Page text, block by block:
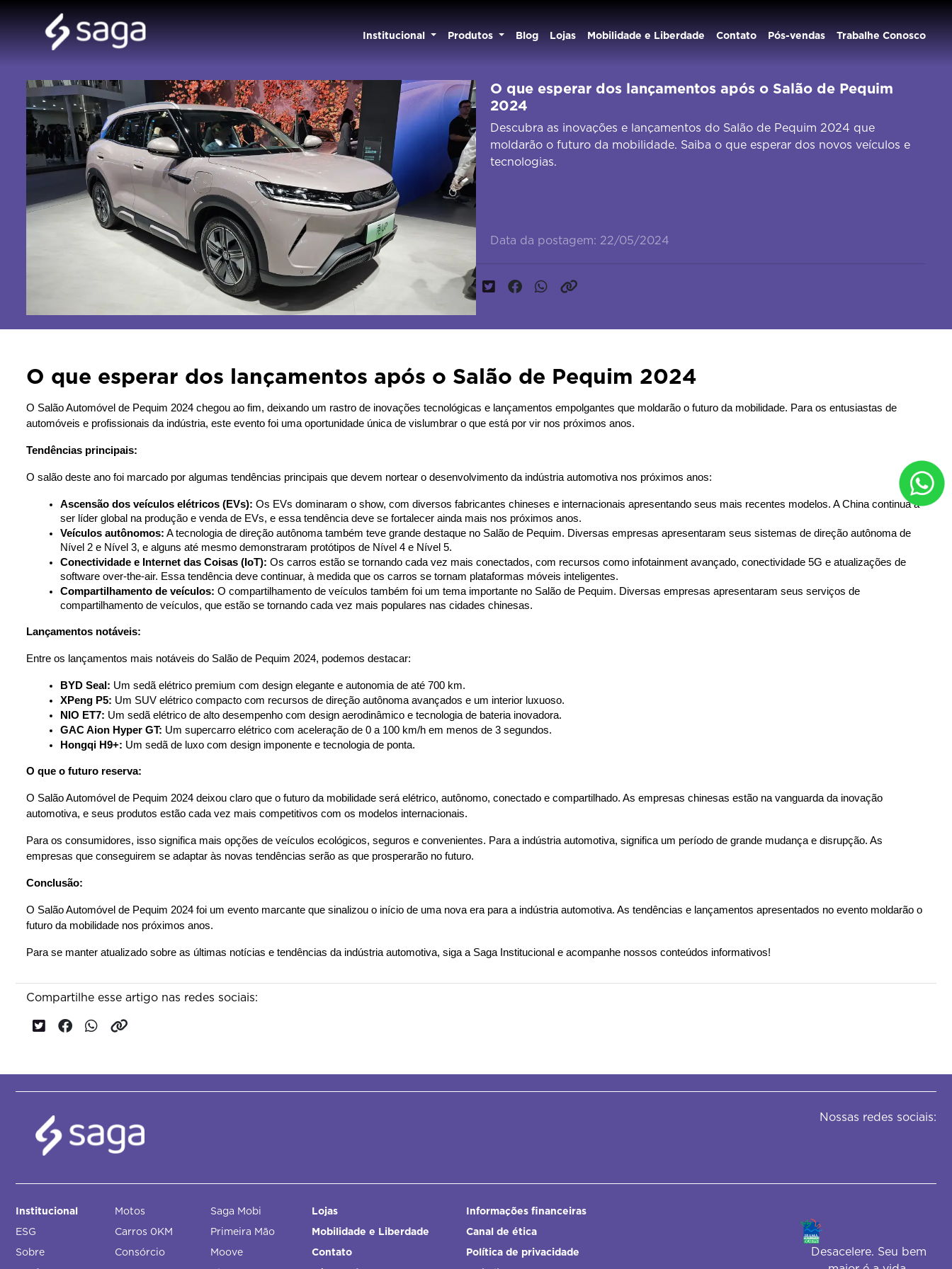
Institucional Produtos Blog Lojas Mobilidade e Liberdade Contato Pós-vendas Trabalhe Conosco
O que esperar dos lançamentos após o Salão de Pequim
2024
Descubra as inovações e lançamentos do Salão de Pequim 2024 que
moldarão o futuro da mobilidade. Saiba o que esperar dos novos veículos e
tecnologias.
Data da postagem: 22/05/2024
O que esperar dos lançamentos após o Salão de Pequim 2024
O Salão Automóvel de Pequim 2024 chegou ao fim, deixando um rastro de inovações tecnológicas e lançamentos empolgantes que moldarão o futuro da mobilidade. Para os entusiastas de
automóveis e profissionais da indústria, este evento foi uma oportunidade única de vislumbrar o que está por vir nos próximos anos.
Tendências principais:
O salão deste ano foi marcado por algumas tendências principais que devem nortear o desenvolvimento da indústria automotiva nos próximos anos:
Ascensão dos veículos elétricos (EVs): Os EVs dominaram o show, com diversos fabricantes chineses e internacionais apresentando seus mais recentes modelos. A China continua a
ser líder global na produção e venda de EVs, e essa tendência deve se fortalecer ainda mais nos próximos anos.
Veículos autônomos: A tecnologia de direção autônoma também teve grande destaque no Salão de Pequim. Diversas empresas apresentaram seus sistemas de direção autônoma de
Nível 2 e Nível 3, e alguns até mesmo demonstraram protótipos de Nível 4 e Nível 5.
Conectividade e Internet das Coisas (IoT): Os carros estão se tornando cada vez mais conectados, com recursos como infotainment avançado, conectividade 5G e atualizações de
software over-the-air. Essa tendência deve continuar, à medida que os carros se tornam plataformas móveis inteligentes.
Compartilhamento de veículos: O compartilhamento de veículos também foi um tema importante no Salão de Pequim. Diversas empresas apresentaram seus serviços de
compartilhamento de veículos, que estão se tornando cada vez mais populares nas cidades chinesas.
Lançamentos notáveis:
Entre os lançamentos mais notáveis do Salão de Pequim 2024, podemos destacar:
BYD Seal: Um sedã elétrico premium com design elegante e autonomia de até 700 km.
XPeng P5: Um SUV elétrico compacto com recursos de direção autônoma avançados e um interior luxuoso.
NIO ET7: Um sedã elétrico de alto desempenho com design aerodinâmico e tecnologia de bateria inovadora.
GAC Aion Hyper GT: Um supercarro elétrico com aceleração de 0 a 100 km/h em menos de 3 segundos.
Hongqi H9+: Um sedã de luxo com design imponente e tecnologia de ponta.
O que o futuro reserva:
O Salão Automóvel de Pequim 2024 deixou claro que o futuro da mobilidade será elétrico, autônomo, conectado e compartilhado. As empresas chinesas estão na vanguarda da inovação
automotiva, e seus produtos estão cada vez mais competitivos com os modelos internacionais.
Para os consumidores, isso significa mais opções de veículos ecológicos, seguros e convenientes. Para a indústria automotiva, significa um período de grande mudança e disrupção. As
empresas que conseguirem se adaptar às novas tendências serão as que prosperarão no futuro.
Conclusão:
O Salão Automóvel de Pequim 2024 foi um evento marcante que sinalizou o início de uma nova era para a indústria automotiva. As tendências e lançamentos apresentados no evento moldarão o
futuro da mobilidade nos próximos anos.
Para se manter atualizado sobre as últimas notícias e tendências da indústria automotiva, siga a Saga Institucional e acompanhe nossos conteúdos informativos!
Compartilhe esse artigo nas redes sociais:
Nossas redes sociais:
Institucional
ESG
Sobre
Motos
Carros 0KM
Consórcio
Saga Mobi
Primeira Mão
Moove
Lojas
Mobilidade e Liberdade
Contato
Informações financeiras
Canal de ética
Política de privacidade
Desacelere. Seu bem